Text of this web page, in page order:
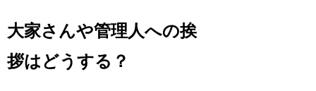
大家さんや管理人への挨
拶はどうする？